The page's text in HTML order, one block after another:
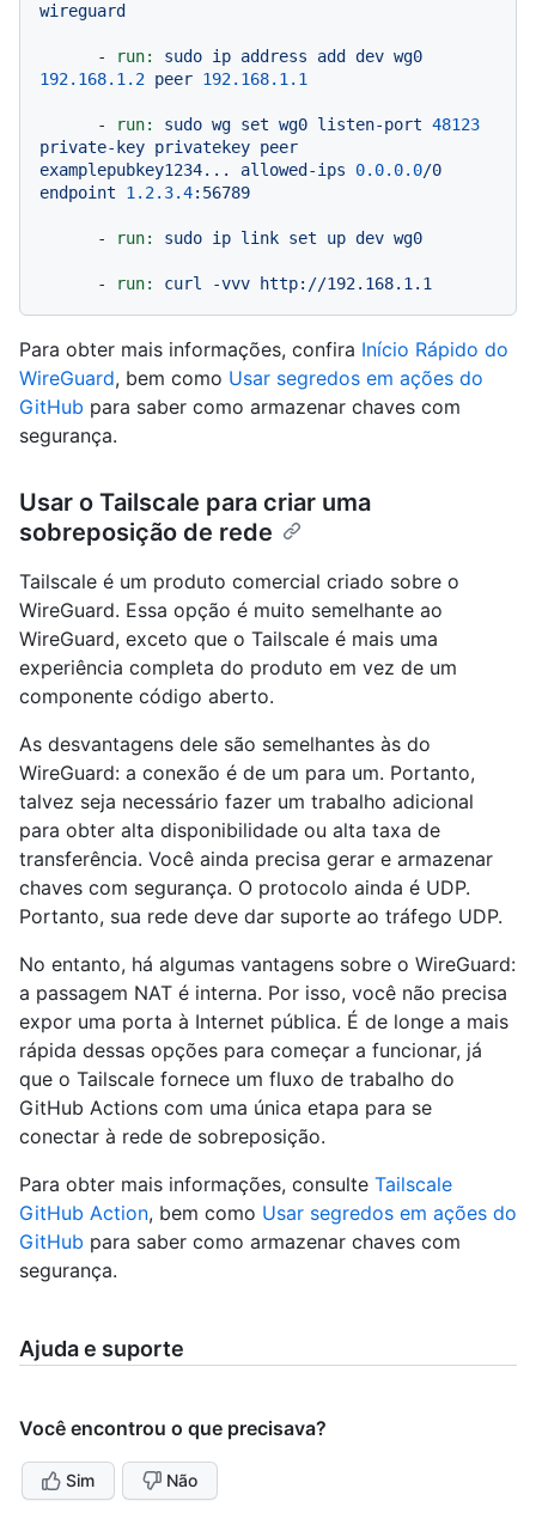
wireguard
- run: sudo ip address add dev wg0
192.168.1.2 peer 192.168.1.1
- run: sudo wg set wg0 listen-port 48123
private-key privatekey peer
examplepubkey1234...
allowed-ips 0.0.0.0/0
endpoint
1.2.3.4:56789
- run: sudo ip link set up dev wg0
- run: curl -vvv http://192.168.1.1
Para obter mais informações, confira Início Rápido do
WireGuard, bem como Usar segredos em ações do
GitHub para saber como armazenar chaves com
segurança.
Usar o Tailscale para criar uma
sobreposição de rede
Tailscale é um produto comercial criado sobre o
WireGuard. Essa opção é muito semelhante ao
WireGuard, exceto que o Tailscale é mais uma
experiência completa do produto em vez de um
componente código aberto.
As desvantagens dele são semelhantes às do
WireGuard: a conexão é de um para um. Portanto,
talvez seja necessário fazer um trabalho adicional
para obter alta disponibilidade ou alta taxa de
transferência. Você ainda precisa gerar e armazenar
chaves com segurança. O protocolo ainda é UDP.
Portanto, sua rede deve dar suporte ao tráfego UDP.
No entanto, há algumas vantagens sobre o WireGuard:
a passagem NAT é interna. Por isso, você não precisa
expor uma porta à Internet pública. É de longe a mais
rápida dessas opções para começar a funcionar, já
que o Tailscale fornece um fluxo de trabalho do
GitHub Actions com uma única etapa para se
conectar à rede de sobreposição.
Para obter mais informações, consulte Tailscale
GitHub Action, bem como Usar segredos em ações do
GitHub para saber como armazenar chaves com
segurança.
Ajuda e suporte
Você encontrou o que precisava?
Sim Não